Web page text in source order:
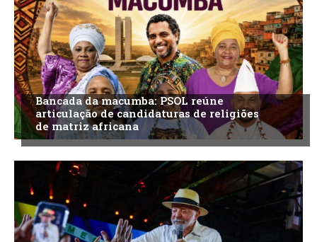
Bancada da macumba: PSOL reúne
articulação de candidaturas de religiões
de matriz africana